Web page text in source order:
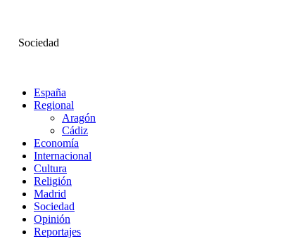
Sociedad
España
Regional
Aragón
Cádiz
Economía
Internacional
Cultura
Religión
Madrid
Sociedad
Opinión
Reportajes